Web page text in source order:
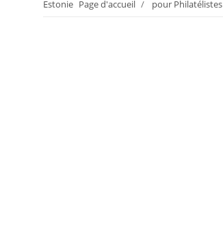
Estonie Page d'accueil pour Philatélistes